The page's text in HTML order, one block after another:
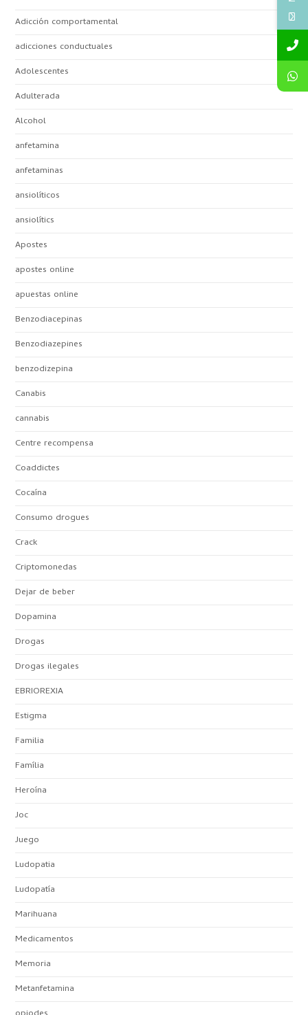
Adicción comportamental
adicciones conductuales
Adolescentes
Adulterada
Alcohol
anfetamina
anfetaminas
ansiolíticos
ansiolítics
Apostes
apostes online
apuestas online
Benzodiacepinas
Benzodiazepines
benzodizepina
Canabis
cannabis
Centre recompensa
Coaddictes
Cocaína
Consumo drogues
Crack
Criptomonedas
Dejar de beber
Dopamina
Drogas
Drogas ilegales
EBRIOREXIA
Estigma
Familia
Família
Heroína
Joc
Juego
Ludopatia
Ludopatía
Marihuana
Medicamentos
Memoria
Metanfetamina